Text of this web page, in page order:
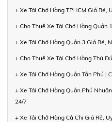
+ Xe Tải Chở Hàng TPHCM Giá Rẻ,
+ Cho Thuê Xe Tải Chở Hàng Quận
+ Xe Tải Chở Hàng Quận 3 Giá Rẻ,
+ Cho Thuê Xe Tải Chở Hàng Thủ
+ Xe Tải Chở Hàng Quận Tân Phú |
+ Xe Tải Chở Hàng Quận Phú
24/7
+ Xe Tải Chở Hàng Củ Chi Giá Rẻ,